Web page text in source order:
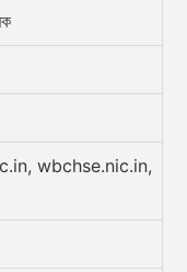
wbchse.nic.in,